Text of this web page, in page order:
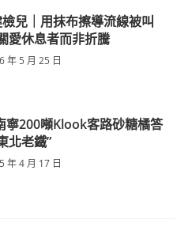
兒｜用抹布擦導流線被叫
愛休息者而非折騰
年 5 月 25 日
寧200噸Klook客路砂糖橘答
北老鐵”
年 4 月 17 日